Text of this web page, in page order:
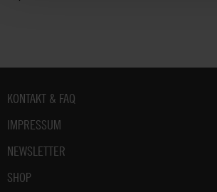
Fußbereich
KONTAKT & FAQ
IMPRESSUM
NEWSLETTER
SHOP